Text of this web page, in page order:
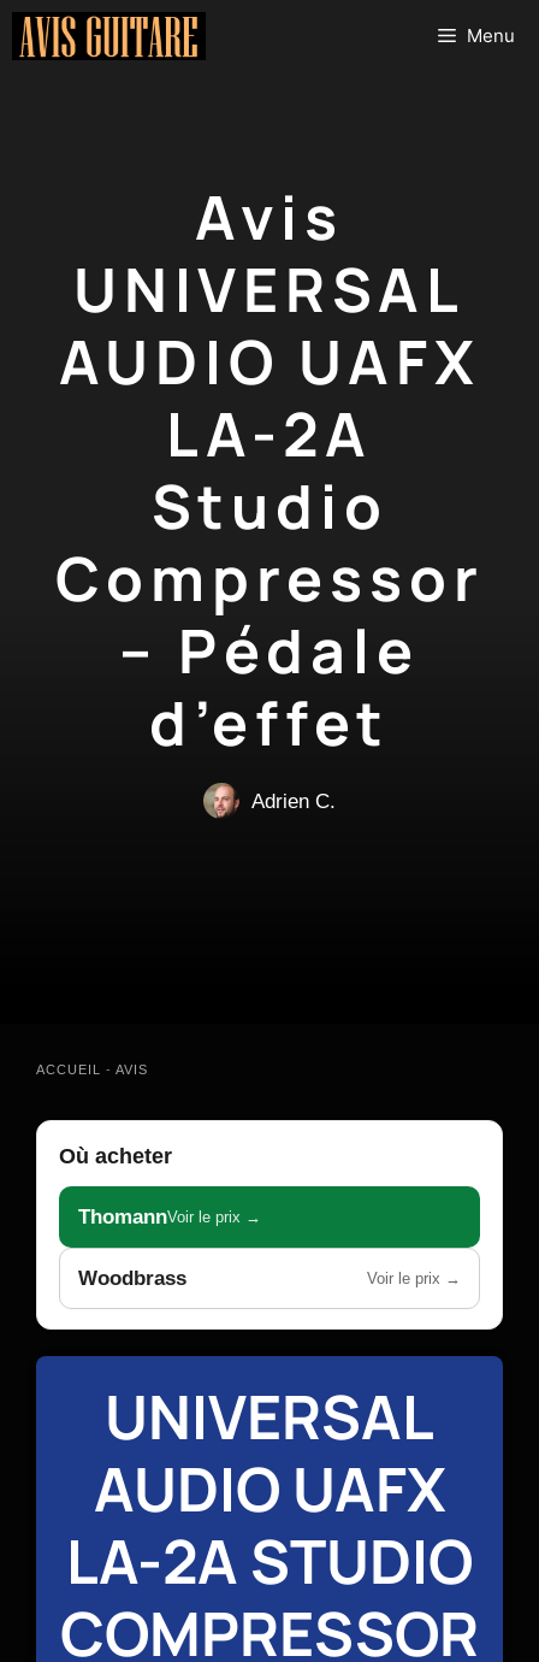
Aller
Menu
Avis
UNIVERSAL
AUDIO UAFX
LA-2A
Studio
Compressor
– Pédale
d’effet
Adrien C.
ACCUEIL - AVIS
Où acheter
ThomannVoir le prix →
Woodbrass Voir le prix →
UNIVERSAL
AUDIO UAFX
LA-2A STUDIO
COMPRESSOR